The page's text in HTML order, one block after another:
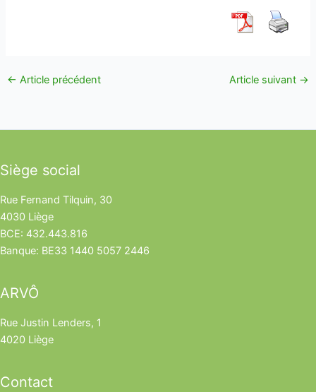
← Article précédent Article suivant →
Siège social
Rue Fernand Tilquin, 30
4030 Liège
BCE: 432.443.816
Banque: BE33 1440 5057 2446
ARVÔ
Rue Justin Lenders, 1
4020 Liège
Contact